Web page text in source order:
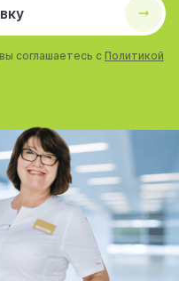
соглашаетесь сПолитикой